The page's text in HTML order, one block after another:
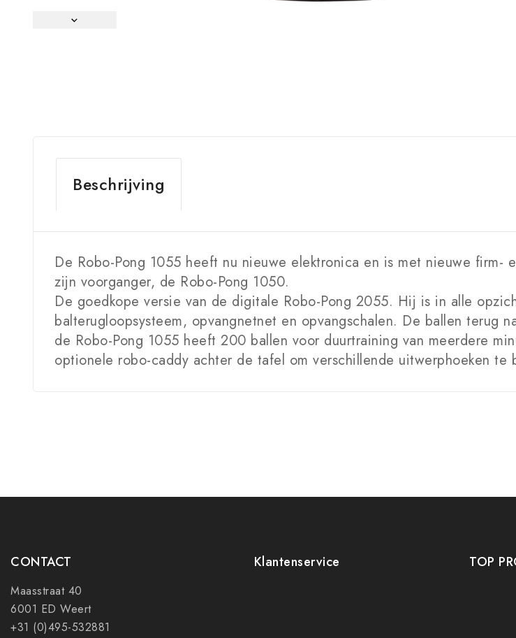
Beschrijving
De Robo-Pong 1055 heeft nu nieuwe elektronica en is met nieuwe firm-
zijn voorganger, de Robo-Pong 1050.
De goedkope versie van de digitale Robo-Pong 2055. Hij is in alle
balterugloopsysteem, opvangnetnet en opvangschalen. De ballen terug
de Robo-Pong 1055 heeft 200 ballen voor duurtraining van meerdere
optionele robo-caddy achter de tafel om verschillende uitwerphoeken te
CONTACT
Maasstraat 40
6001 ED Weert
+31 (0)495-532881
Klantenservice TOP